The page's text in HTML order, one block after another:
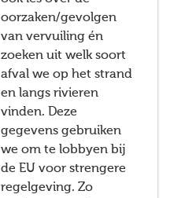
oorzaken/gevolgen
van vervuiling én
zoeken uit welk soort
afval we op het strand
en langs rivieren
vinden. Deze
gegevens gebruiken
we om te lobbyen bij
de EU voor strengere
regelgeving. Zo